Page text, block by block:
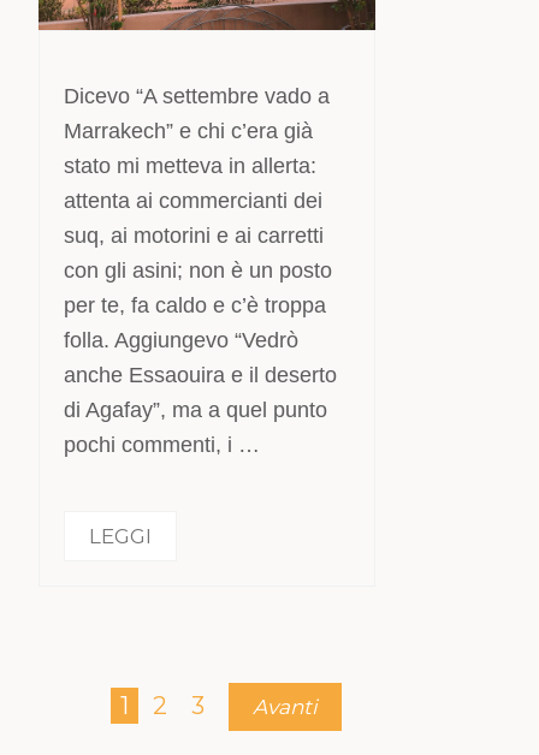
Dicevo “A settembre vado a
Marrakech” e chi c’era già
stato mi metteva in allerta:
attenta ai commercianti dei
suq, ai motorini e ai carretti
con gli asini; non è un posto
per te, fa caldo e c’è troppa
folla. Aggiungevo “Vedrò
anche Essaouira e il deserto
di Agafay”, ma a quel punto
pochi commenti, i …
LEGGI
1 2 3 Avanti